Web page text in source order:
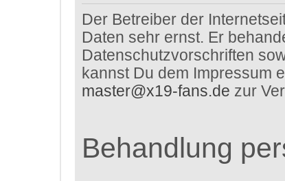
Der Betreiber der
Daten sehr ernst. Er
Datenschutzvorschriften
kannst Du dem Impressum
master@x19-fans.de zur
Behandlung